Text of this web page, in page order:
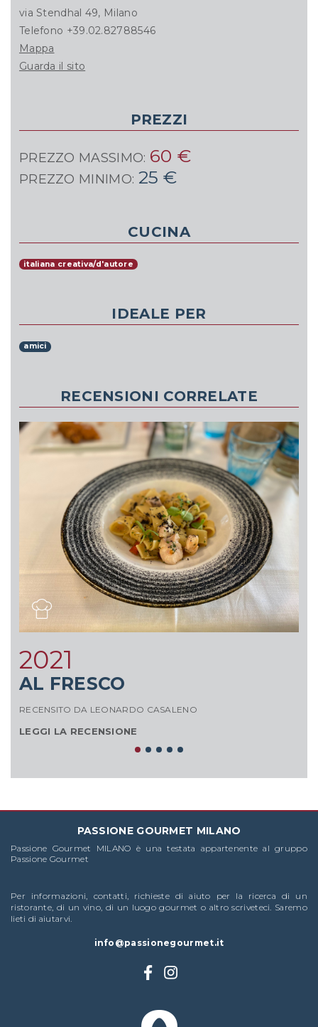
via Stendhal 49, Milano
Telefono +39.02.82788546
Mappa
Guarda il sito
PREZZI
PREZZO MASSIMO: 60 €
PREZZO MINIMO: 25 €
CUCINA
italiana creativa/d'autore
IDEALE PER
amici
RECENSIONI CORRELATE
2021
AL FRESCO
RECENSITO DA LEONARDO CASALENO
LEGGI LA RECENSIONE
PASSIONE GOURMET MILANO
Passione Gourmet MILANO è una testata appartenente al gruppo
Passione Gourmet
Per informazioni, contatti, richieste di aiuto per la ricerca di un
ristorante, di un vino, di un luogo gourmet o altro scriveteci. Saremo
lieti di aiutarvi.
info@passionegourmet.it